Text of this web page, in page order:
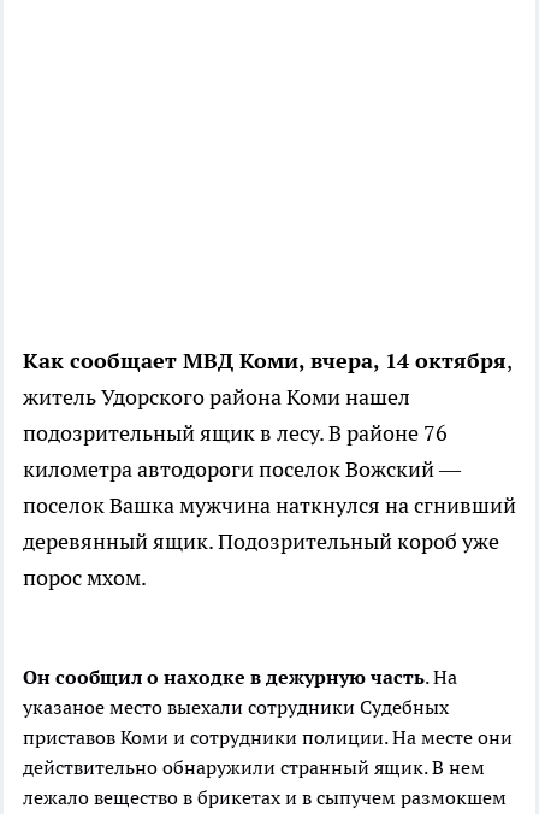
Как сообщает МВД Коми, вчера, 14 октября,
житель Удорского районаКоми нашел
подозрительный ящик в лесу. В районе 76
километра автодороги поселок Вожский —
поселок Вашкамужчинанаткнулся насгнивший
деревянный ящик. Подозрительный короб уже
порос мхом.
Он сообщил о находке в дежурную часть. На
указаное место выехали сотрудники Судебных
приставов Коми и сотрудники полиции. На месте они
действительно обнаружили странный ящик. В нем
лежало вещество в брикетах и в сыпучем размокшем